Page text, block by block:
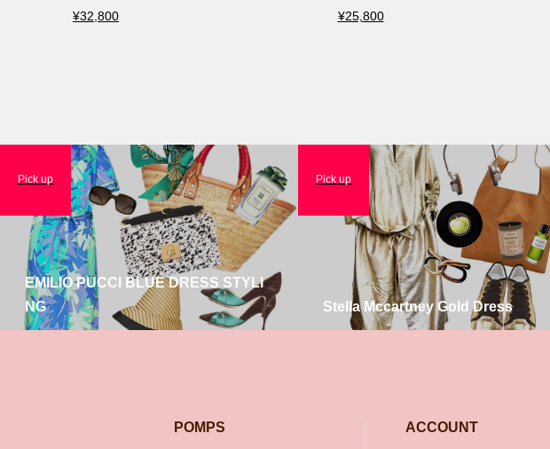
¥32,800
¥25,800
EMILIO PUCCI BLUE DRESS STYLI
NG
Pick up
Stella Mccartney Gold Dress
Pick up
POMPS ACCOUNT